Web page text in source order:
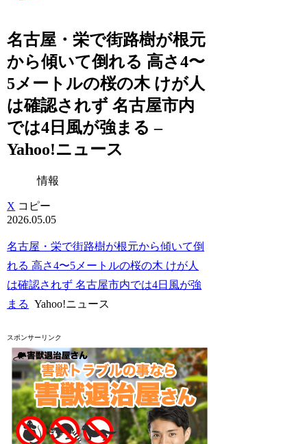
名古屋・栄で街路樹が根元
から傾いて倒れる 高さ4〜
5メートルの桜の木 けが人
は確認されず 名古屋市内
では4日風が強まる –
Yahoo!ニュース
情報
X コピー
2026.05.05
名古屋・栄で街路樹が根元から傾いて倒
れる 高さ4〜5メートルの桜の木 けが人
は確認されず 名古屋市内では4日風が強
まる Yahoo!ニュース
スポンサーリンク